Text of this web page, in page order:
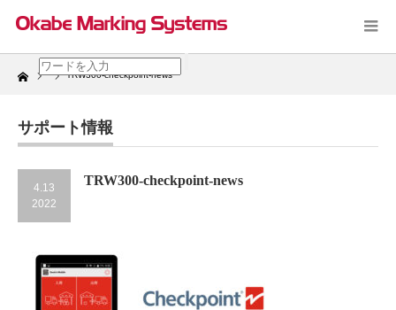
Home TRW300-checkpoint-news
サポート情報
4.13
2022
TRW300-checkpoint-news